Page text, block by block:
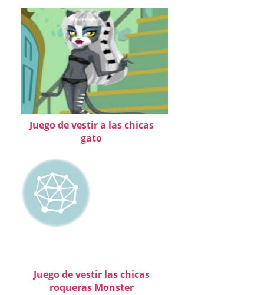
Juego de vestir a las chicas
gato
Juego de vestir las chicas
roqueras Monster